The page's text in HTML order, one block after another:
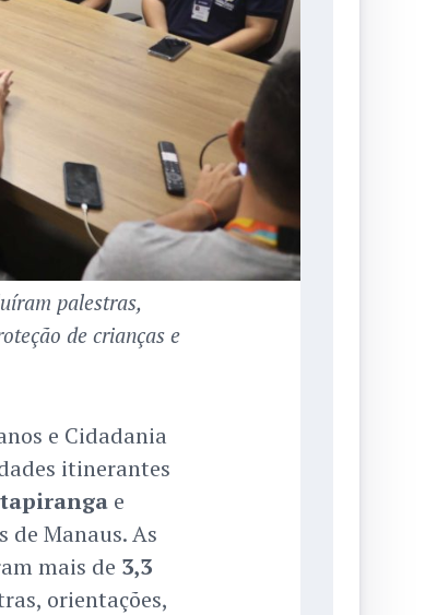
palestras,
de crianças e
e Cidadania
itinerantes
e
de Manaus. As
mais de 3,3
orientações,